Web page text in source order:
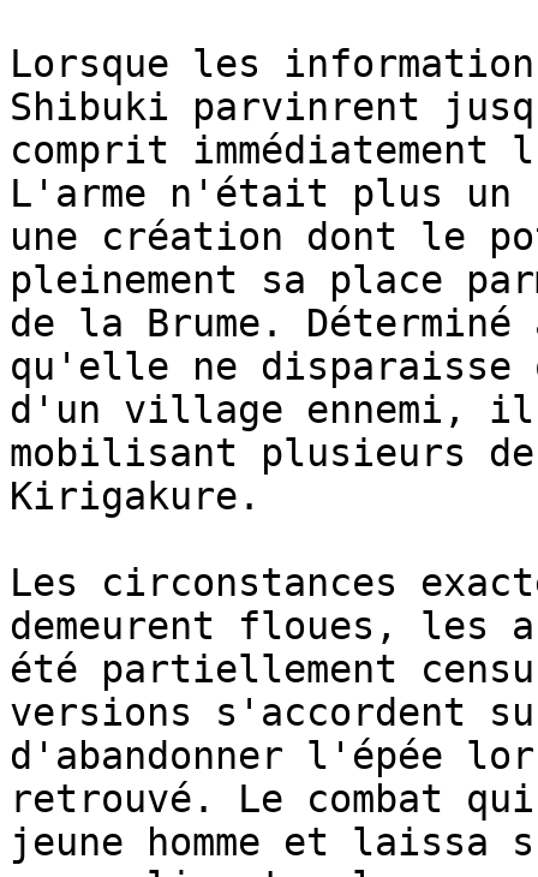
Lorsque les
Shibuki parvinrent
comprit
L'arme n'était plus un
une création dont le
pleinement sa place
de la Brume.
qu'elle ne disparaisse
d'un village ennemi, il
mobilisant plusieurs
Kirigakure.
Les circonstances
demeurent floues, les
été partiellement
versions s'accordent
d'abandonner l'épée
retrouvé. Le combat
jeune homme et laissa